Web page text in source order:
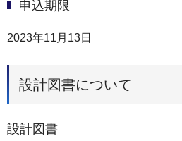
申込期限
2023年11月13日
設計図書について
設計図書